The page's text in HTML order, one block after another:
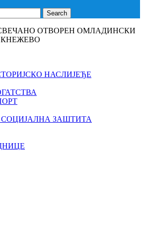
Search
ОТВОРЕН ОМЛАДИНСКИ
КНЕЖЕВО
НАСЛИЈЕЂЕ
СОЦИЈАЛНА ЗАШТИТА